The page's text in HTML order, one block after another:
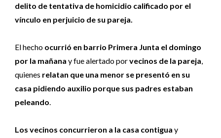
delito de tentativa de homicidio calificado por el
vínculo en perjuicio de su pareja.
El hecho ocurrió en barrio Primera Junta el domingo
por la mañana y fue alertado porvecinos de la pareja,
quienes relatan que una menor se presentó en su
casa pidiendo auxilio porque sus padres estaban
peleando.
Los vecinos concurrieron a la casa contigua y